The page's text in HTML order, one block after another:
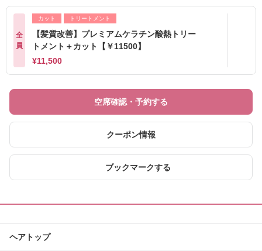
全
員
カット トリートメント
【髪質改善】プレミアムケラチン酸熱トリー
トメント＋カット【￥11500】
¥11,500
空席確認・予約する
クーポン情報
ブックマークする
ヘアトップ